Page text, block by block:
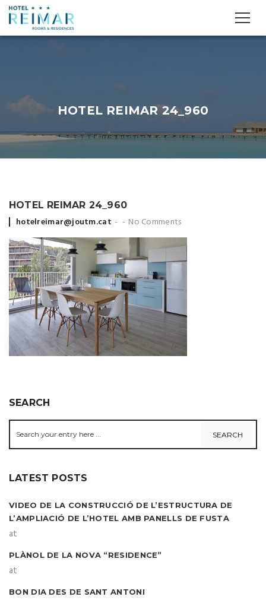
HOTEL REIMAR 24_960
HOTEL REIMAR 24_960
Posted
hotelreimar@joutm.cat No Comments
SEARCH
LATEST POSTS
VIDEO DE LA CONSTRUCCIÓ DE L’ESTRUCTURA DE
L’AMPLIACIÓ DE L’HOTEL AMB PANELLS DE FUSTA
at
PLÀNOL DE LA NOVA “RESIDENCE”
at
BON DIA DES DE SANT ANTONI